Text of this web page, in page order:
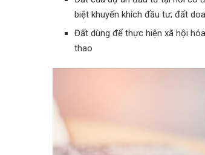
biệt khuyến khích đầu tư; đất
Đất dùng để thực hiện xã hội
thao